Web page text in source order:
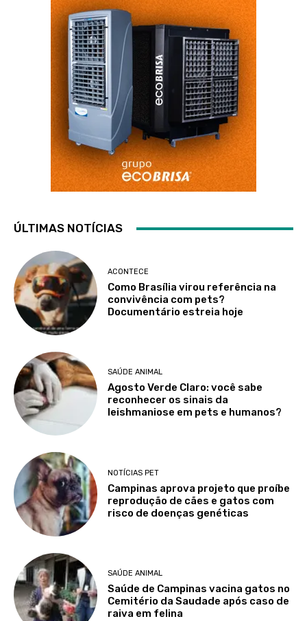
ÚLTIMAS NOTÍCIAS
ACONTECE
Como Brasília virou referência na
convivência com pets?
Documentário estreia hoje
SAÚDE ANIMAL
Agosto Verde Claro: você sabe
reconhecer os sinais da
leishmaniose em pets e humanos?
NOTÍCIAS PET
Campinas aprova projeto que proíbe
reprodução de cães e gatos com
risco de doenças genéticas
SAÚDE ANIMAL
Saúde de Campinas vacina gatos no
Cemitério da Saudade após caso de
raiva em felina